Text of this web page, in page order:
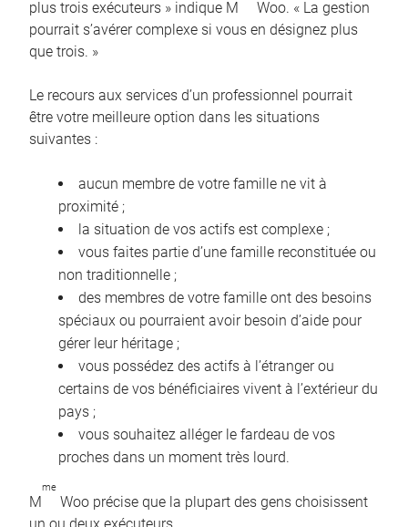
plus trois exécuteurs » indique M
Woo. « La gestion
pourrait s’avérer complexe si vous en désignez plus
que trois. »
Le recours aux services d’un professionnel pourrait
être votre meilleure option dans les situations
suivantes :
aucun membre de votre famille ne vit à
proximité ;
la situation de vos actifs est complexe ;
vous faites partie d’une famille reconstituée ou
non traditionnelle ;
des membres de votre famille ont des besoins
spéciaux ou pourraient avoir besoin d’aide pour
gérer leur héritage ;
vous possédez des actifs à l’étranger ou
certains de vos bénéficiaires vivent à l’extérieur du
pays ;
vous souhaitez alléger le fardeau de vos
proches dans un moment très lourd.
M
me
Woo précise que la plupart des gens choisissent